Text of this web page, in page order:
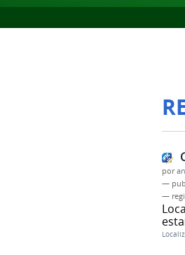
por
—
—